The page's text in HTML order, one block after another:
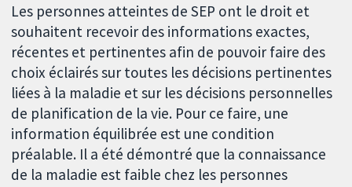
Les personnes atteintes de SEP ont le droit et
souhaitent recevoir des informations exactes,
récentes et pertinentes afin de pouvoir faire des
choix éclairés sur toutes les décisions pertinentes
liées à la maladie et sur les décisions personnelles
de planification de la vie. Pour ce faire, une
information équilibrée est une condition
préalable. Il a été démontré que la connaissance
de la maladie est faible chez les personnes